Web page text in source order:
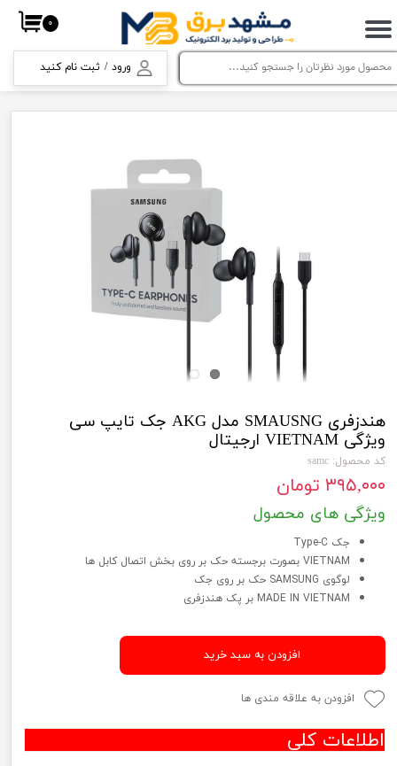
ورود / ثبت نام کنید
حساب کاربری من
تغییر گذر واژه
سفارشات
۰
هندزفری SMAUSNG مدل AKG جک تایپ سی
ویژگی VIETNAM ارجیتال
کد محصول: samc
۳۹۵,۰۰۰ تومان
ویژگی های محصول
جک Type-C
VIETNAM بصورت برجسته حک بر روی بخش اتصال کابل ها
لوگوی SAMSUNG حک بر روی جک
MADE IN VIETNAM بر پک هندزفری
افزودن به سبد خرید
افزودن به علاقه مندی ها
اطلاعات کلی